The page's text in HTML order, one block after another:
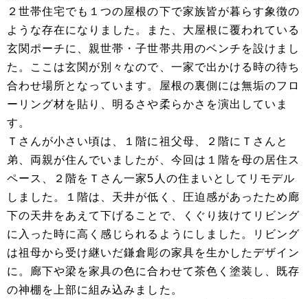
２世帯住宅でも１つの屋根の下で家族皆が暮らす象徴の
ような存在になりました。また、大屋根に覆われている
玄関ポーチに、親世帯・子世帯共用のベンチを設けまし
た。ここは玄関が別々なので、一家で出かける時の待ち
合わせ場所となっています。屋根の裏側には無垢のフロ
ーリング材を貼り、明るさや柔らかさを演出していま
す。
Ｔさんが小さい頃は、１階に祖父母、２階にＴさんと
弟、両親が住んでいましたが、今回は１階を母の居住ス
ペース、２階をＴさん一家5人の住まいとしてリモデル
しました。１階は、天井が低く、圧迫感があったため廊
下の天井をあえて下げることで、くぐり抜けてリビング
に入った時に高く感じられるようにしました。リビング
は祖母から受け継いだ鎌倉彫の家具を生かしたデザイン
に。廊下や梁を家具の色に合わせて茶色く塗装し、既存
の神棚を上部に組み込みました。